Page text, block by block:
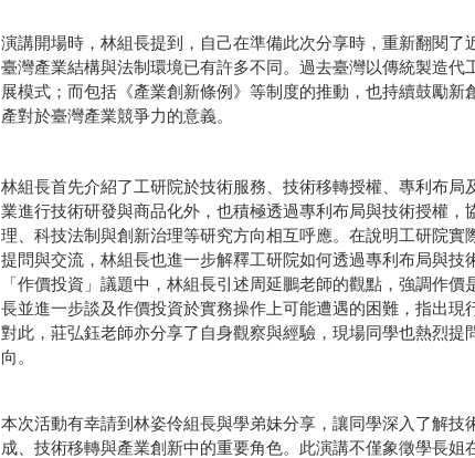
演講開場時，林組長提到，自己在準備此次分享時，重新翻閱
臺灣產業結構與法制環境已有許多不同。過去臺灣以傳統製造
展模式；而包括《產業創新條例》等制度的推動，也持續鼓勵
產對於臺灣產業競爭力的意義。
林組長首先介紹了工研院於技術服務、技術移轉授權、專利布
業進行技術研發與商品化外，也積極透過專利布局與技術授權
理、科技法制與創新治理等研究方向相互呼應。在說明工研院
提問與交流，林組長也進一步解釋工研院如何透過專利布局與
「作價投資」議題中，林組長引述周延鵬老師的觀點，強調作
長並進一步談及作價投資於實務操作上可能遭遇的困難，指出現
對此，莊弘鈺老師亦分享了自身觀察與經驗，現場同學也熱烈
向。
本次活動有幸請到林姿伶組長與學弟妹分享，讓同學深入了解
成、技術移轉與產業創新中的重要角色。此演講不僅象徵學長